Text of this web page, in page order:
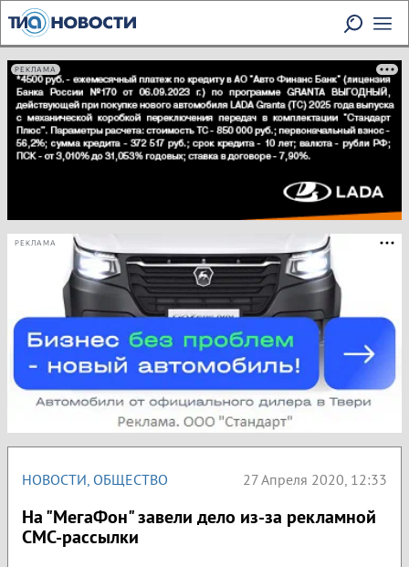
РЕКЛАМА
РЕКЛАМА
НОВОСТИ, ОБЩЕСТВО 27 Апреля 2020, 12:33
На "МегаФон" завели дело из-за рекламной
СМС-рассылки